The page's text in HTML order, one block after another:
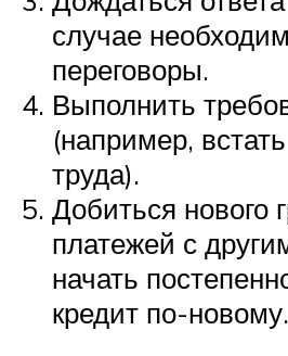
случае
переговоры.
Выполнить
(например,
труда).
Добиться нового
платежей с
начать
кредит по-новому.